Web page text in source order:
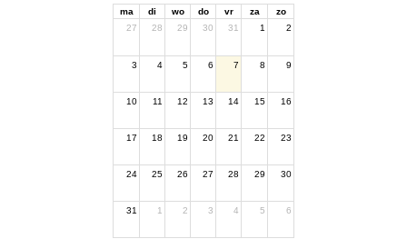
ma di wo do vr za
zo
27
28 29 30 31 1 2
3 4 5 6 7 8 9
10 11 12 13 14 15 16
17 18 19 20 21 22 23
24 25 26 27 28 29 30
31 1 2 3 4 5 6